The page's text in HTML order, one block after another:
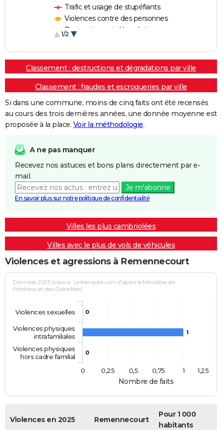
Trafic et usage de stupéfiants
Violences contre des personnes
Destructions et dégradations
1/2
Classement : destructions et dégradations par ville
Classement : fraudes et escroqueries par ville
Si dans une commune, moins de cinq faits ont été recensés
au cours des trois dernières années, une donnée moyenne est
proposée à la place. Voir la méthodologie.
A ne pas manquer
Recevez nos astuces et bons plans directement par e-
mail.
Je m'abonne
En savoir plus sur notre politique de confidentialité
Villes les plus cambriolées
Villes avec le plus de vols de véhicules
Violences et agressions à Remennecourt
Nombre de faits
Données 2025 (source : Linternaute.com d'après le Ministère de
l'Intérieur et des Outre-Mer)
0
1
0
Violences sexuelles
Violences physiques
intrafamiliales
Violences physiques
hors cadre familial
0
1
0,25 0,5 0,75 1,25
Violences en 2025 Remennecourt
Pour 1 000
habitants